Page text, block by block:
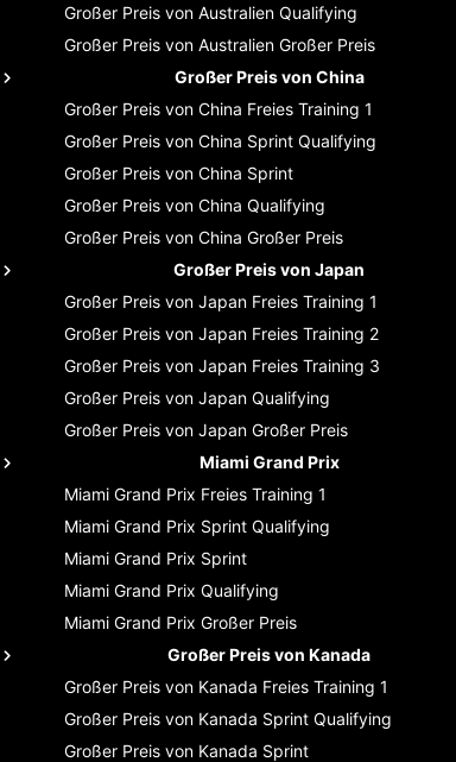
Großer Preis von Australien Qualifying
Großer Preis von Australien Großer Preis
Großer Preis von China
Großer Preis von China Freies Training 1
Großer Preis von China Sprint Qualifying
Großer Preis von China Sprint
Großer Preis von China Qualifying
Großer Preis von China Großer Preis
Großer Preis von Japan
Großer Preis von Japan Freies Training 1
Großer Preis von Japan Freies Training 2
Großer Preis von Japan Freies Training 3
Großer Preis von Japan Qualifying
Großer Preis von Japan Großer Preis
Miami Grand Prix
Miami Grand Prix Freies Training 1
Miami Grand Prix Sprint Qualifying
Miami Grand Prix Sprint
Miami Grand Prix Qualifying
Miami Grand Prix Großer Preis
Großer Preis von Kanada
Großer Preis von Kanada Freies Training 1
Großer Preis von Kanada Sprint Qualifying
Großer Preis von Kanada Sprint